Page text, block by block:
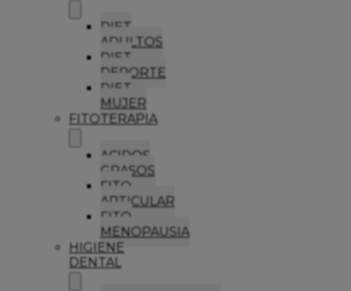
DIET
ADULTOS
DIET
DEPORTE
DIET
MUJER
FITOTERAPIA
ACIDOS
GRASOS
FITO
ARTICULAR
FITO
MENOPAUSIA
HIGIENE
DENTAL